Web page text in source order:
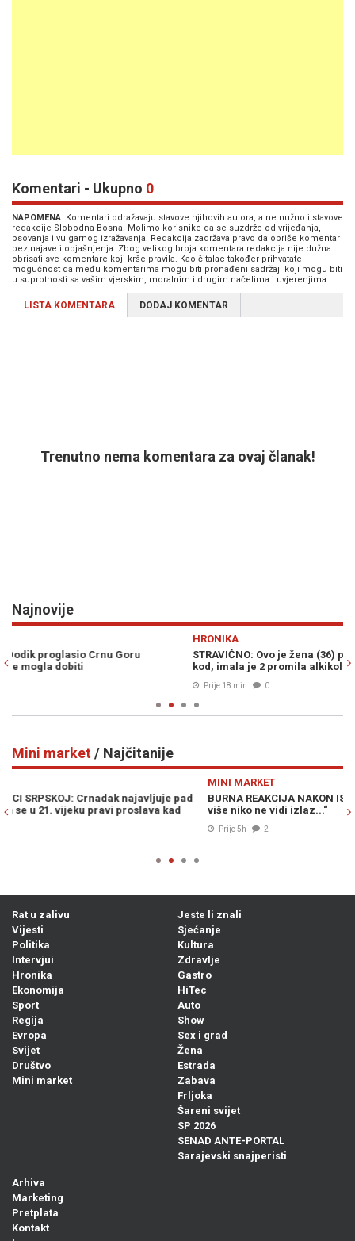
Komentari - Ukupno 0
NAPOMENA: Komentari odražavaju stavove njihovih autora, a ne nužno i stavove
redakcije Slobodna Bosna. Molimo korisnike da se suzdrže od vrijeđanja,
psovanja i vulgarnog izražavanja. Redakcija zadržava pravo da obriše komentar
bez najave i objašnjenja. Zbog velikog broja komentara redakcija nije dužna
obrisati sve komentare koji krše pravila. Kao čitalac također prihvatate
mogućnost da među komentarima mogu biti pronađeni sadržaji koji mogu biti
u suprotnosti sa vašim vjerskim, moralnim i drugim načelima i uvjerenjima.
LISTA KOMENTARA DODAJ KOMENTAR
Trenutno nema komentara za ovaj članak!
Najnovije
STRAVIČNO: Ovo je žena (36) privedena zbog ubistva partnera (71)
kod, imala je 2 promila alkikola u krvi
Mini market/ Najčitanije
BURNA REAKCIJA NAKON ISTUPA ŽELJKE CVIJANOVIĆ: „Iz te šume
više niko ne vidi izlaz...“
Rat u zalivu
Vijesti
Politika
Intervjui
Hronika
Ekonomija
Sport
Regija
Evropa
Svijet
Društvo
Mini market
Jeste li znali
Sjećanje
Kultura
Zdravlje
Gastro
HiTec
Auto
Show
Sex i grad
Žena
Estrada
Zabava
Frljoka
Šareni svijet
SP 2026
SENAD ANTE-PORTAL
Sarajevski snajperisti
Arhiva
Marketing
Pretplata
Kontakt